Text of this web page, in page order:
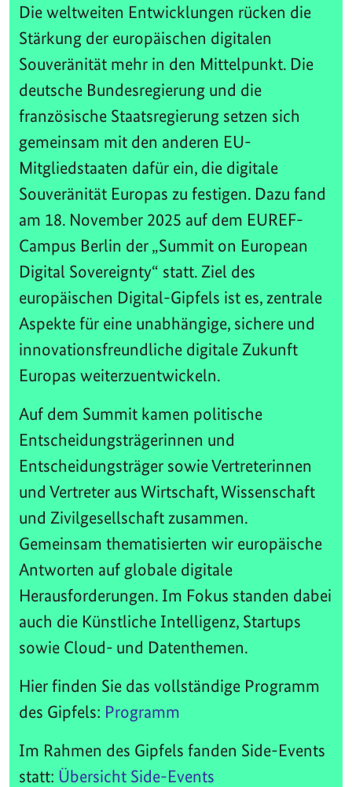
Die weltweiten Entwicklungen rücken die
Stärkung der europäischen digitalen
Souveränität mehr in den Mittelpunkt. Die
deutsche Bundesregierung und die
französische Staatsregierung setzen sich
gemeinsam mit den anderen EU-
Mitgliedstaaten dafür ein, die digitale
Souveränität Europas zu festigen. Dazu fand
am 18. November 2025 auf dem EUREF-
Campus Berlin der „Summit on European
Digital Sovereignty“ statt. Ziel des
europäischen Digital-Gipfels ist es, zentrale
Aspekte für eine unabhängige, sichere und
innovationsfreundliche digitale Zukunft
Europas weiterzuentwickeln.
Auf dem Summit kamen politische
Entscheidungsträgerinnen und
Entscheidungsträger sowie Vertreterinnen
und Vertreter aus Wirtschaft, Wissenschaft
und Zivilgesellschaft zusammen.
Gemeinsam thematisierten wir europäische
Antworten auf globale digitale
Herausforderungen. Im Fokus standen dabei
auch die Künstliche Intelligenz, Startups
sowie Cloud- und Datenthemen.
Hier finden Sie das vollständige Programm
des Gipfels: Programm
Im Rahmen des Gipfels fanden Side-Events
statt: Übersicht Side-Events